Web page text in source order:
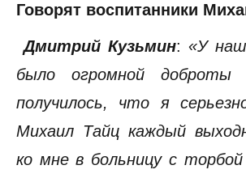
Говорят воспитанники
Дмитрий Кузьмин: «У
было огромной доброты
получилось, что я
Михаил Тайц каждый
ко мне в больницу с